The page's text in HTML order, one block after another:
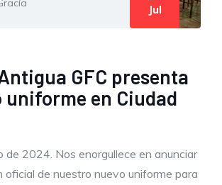
Jul
GFC presenta
uniforme en Ciudad
de 2024. Nos enorgullece en anunciar
oficial de nuestro nuevo uniforme para